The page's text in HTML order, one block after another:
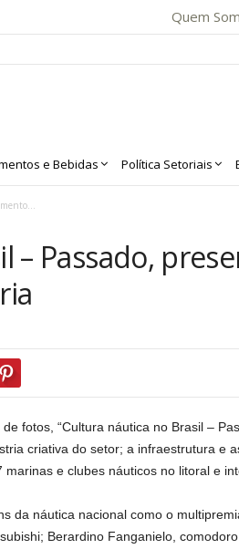
Quem
e Bebidas Política Setoriais
– Passado,
fotos, “Cultura náutica no Brasil –
criativa do setor; a infraestrutura e
e clubes náuticos no litoral e
da náutica nacional como o
Berardino Fanganielo,